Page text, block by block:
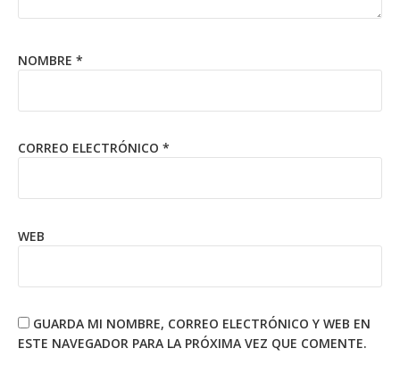
NOMBRE *
CORREO ELECTRÓNICO *
WEB
GUARDA MI NOMBRE, CORREO ELECTRÓNICO Y WEB EN
ESTE NAVEGADOR PARA LA PRÓXIMA VEZ QUE COMENTE.